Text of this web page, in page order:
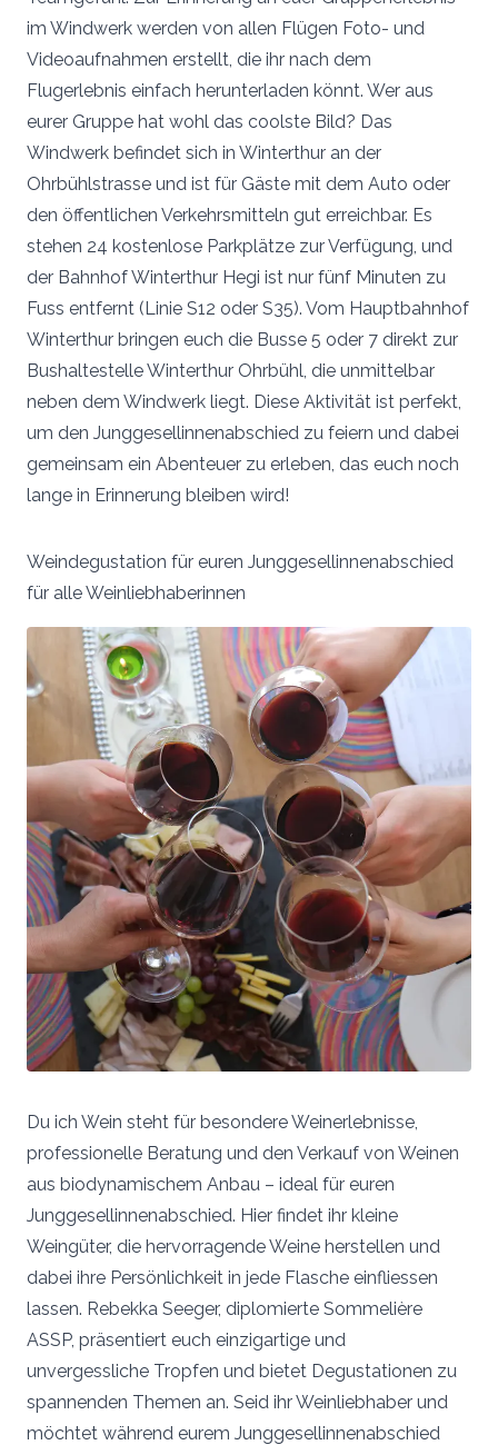
im Windwerk werden von allen Flügen Foto- und
Videoaufnahmen erstellt, die ihr nach dem
Flugerlebnis einfach herunterladen könnt. Wer aus
eurer Gruppe hat wohl das coolste Bild? Das
Windwerk befindet sich in Winterthur an der
Ohrbühlstrasse und ist für Gäste mit dem Auto oder
den öffentlichen Verkehrsmitteln gut erreichbar. Es
stehen 24 kostenlose Parkplätze zur Verfügung, und
der Bahnhof Winterthur Hegi ist nur fünf Minuten zu
Fuss entfernt (Linie S12 oder S35). Vom Hauptbahnhof
Winterthur bringen euch die Busse 5 oder 7 direkt zur
Bushaltestelle Winterthur Ohrbühl, die unmittelbar
neben dem Windwerk liegt. Diese Aktivität ist perfekt,
um den Junggesellinnenabschied zu feiern und dabei
gemeinsam ein Abenteuer zu erleben, das euch noch
lange in Erinnerung bleiben wird!
Weindegustation für euren Junggesellinnenabschied
für alle Weinliebhaberinnen
Du ich Wein steht für besondere Weinerlebnisse,
professionelle Beratung und den Verkauf von Weinen
aus biodynamischem Anbau – ideal für euren
Junggesellinnenabschied. Hier findet ihr kleine
Weingüter, die hervorragende Weine herstellen und
dabei ihre Persönlichkeit in jede Flasche einfliessen
lassen. Rebekka Seeger, diplomierte Sommelière
ASSP, präsentiert euch einzigartige und
unvergessliche Tropfen und bietet Degustationen zu
spannenden Themen an. Seid ihr Weinliebhaber und
möchtet während eurem Junggesellinnenabschied